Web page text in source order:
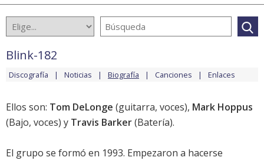
Blink-182
Discografía Noticias Biografía Canciones Enlaces
Ellos son: Tom DeLonge (guitarra, voces), Mark Hoppus
(Bajo, voces) y Travis Barker(Batería).
El grupo se formó en 1993. Empezaron a hacerse